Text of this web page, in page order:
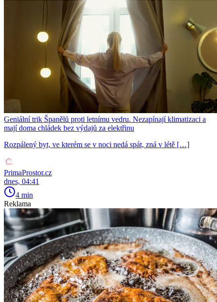
Geniální trik Španělů proti letnímu vedru. Nezapínají klimatizaci a
mají doma chládek bez výdajů za elektřinu
Rozpálený byt, ve kterém se v noci nedá spát, zná v létě […]
PrimaProstor.cz
dnes, 04:41
4 min
Reklama